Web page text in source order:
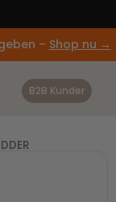
– Shop nu →
B2B Kunder